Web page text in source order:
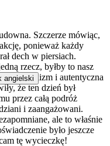
Szczerze mówiąc,
ponieważ każdy
dech w piersiach.
rzecz, byłby to nasz
i autentyczna
że ten dzień był
przez całą podróż
i zaangażowani.
ale to właśnie
było jeszcze
tę wycieczkę!
angielski